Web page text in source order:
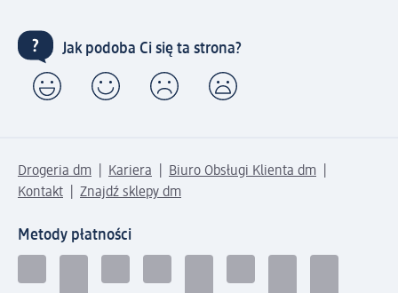
Jak podoba Ci się ta strona?
Drogeria dm Kariera
Biuro Obsługi Klienta dm
Kontakt
Znajdź sklepy dm
Metody płatności